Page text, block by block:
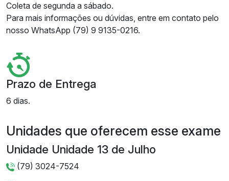
Coleta de segunda a sábado.
Para mais informações ou dúvidas, entre em contato pelo
nosso WhatsApp (79) 9 9135-0216.
Prazo de Entrega
6 dias.
Unidades que oferecem esse exame
Unidade Unidade 13 de Julho
(79) 3024-7524